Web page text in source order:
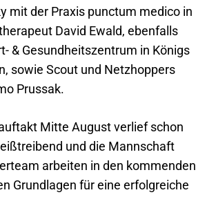
mit der Praxis punctum medico in
David Ewald, ebenfalls
& Gesundheitszentrum in Königs
sowie Scout und Netzhoppers
Prussak.
Mitte August verlief schon
und die Mannschaft
arbeiten in den kommenden
Grundlagen für eine erfolgreiche